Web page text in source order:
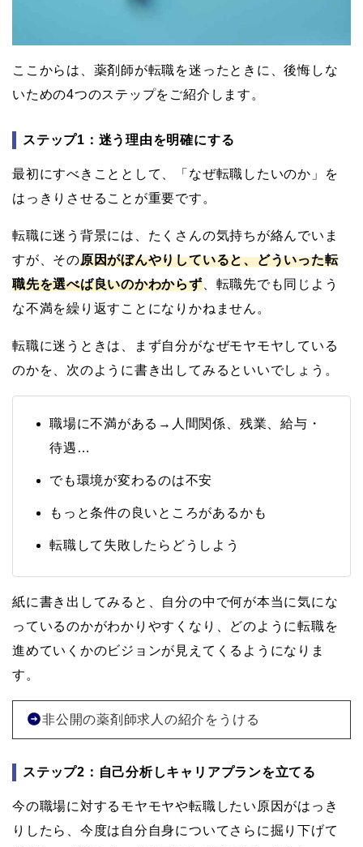
ここからは、薬剤師が転職を迷ったときに、後悔しな
いための4つのステップをご紹介します。
ステップ1：迷う理由を明確にする
最初にすべきこととして、「なぜ転職したいのか」を
はっきりさせることが重要です。
転職に迷う背景には、たくさんの気持ちが絡んでいま
すが、その原因がぼんやりしていると、どういった転
職先を選べば良いのかわからず、転職先でも同じよう
な不満を繰り返すことになりかねません。
転職に迷うときは、まず自分がなぜモヤモヤしている
のかを、次のように書き出してみるといいでしょう。
職場に不満がある→人間関係、残業、給与・
待遇…
でも環境が変わるのは不安
もっと条件の良いところがあるかも
転職して失敗したらどうしよう
紙に書き出してみると、自分の中で何が本当に気にな
っているのかがわかりやすくなり、どのように転職を
進めていくかのビジョンが見えてくるようになりま
す。
非公開の薬剤師求人の紹介をうける
ステップ2：自己分析しキャリアプランを立てる
今の職場に対するモヤモヤや転職したい原因がはっき
りしたら、今度は自分自身についてさらに掘り下げて